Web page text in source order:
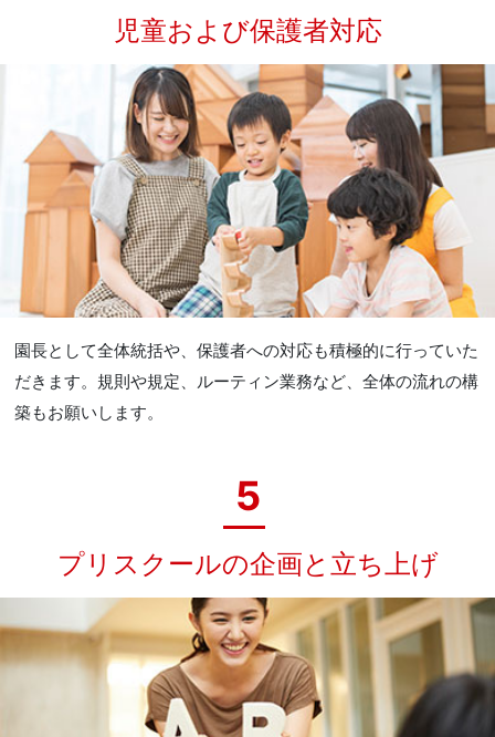
児童および保護者対応
園長として全体統括や、保護者への対応も積極的に行っていた
だきます。規則や規定、ルーティン業務など、全体の流れの構
築もお願いします。
5
プリスクールの企画と立ち上げ